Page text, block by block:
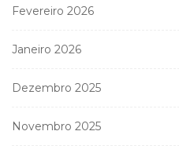
Fevereiro 2026
Janeiro 2026
Dezembro 2025
Novembro 2025